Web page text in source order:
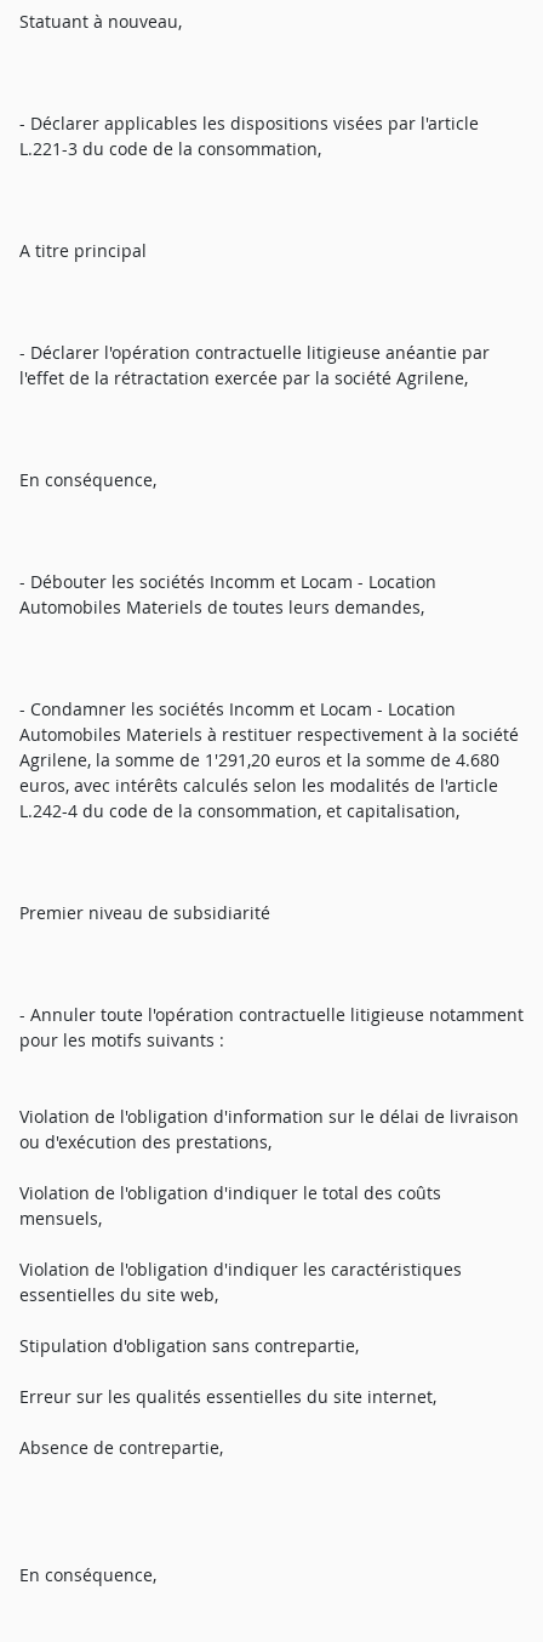
Statuant à nouveau,
- Déclarer applicables les dispositions visées par l'article
L.221-3 du code de la consommation,
A titre principal
- Déclarer l'opération contractuelle litigieuse anéantie par
l'effet de la rétractation exercée par la société Agrilene,
En conséquence,
- Débouter les sociétés Incomm et Locam - Location
Automobiles Materiels de toutes leurs demandes,
- Condamner les sociétés Incomm et Locam - Location
Automobiles Materiels à restituer respectivement à la société
Agrilene, la somme de 1'291,20 euros et la somme de 4.680
euros, avec intérêts calculés selon les modalités de l'article
L.242-4 du code de la consommation, et capitalisation,
Premier niveau de subsidiarité
- Annuler toute l'opération contractuelle litigieuse notamment
pour les motifs suivants :
Violation de l'obligation d'information sur le délai de livraison
ou d'exécution des prestations,
Violation de l'obligation d'indiquer le total des coûts
mensuels,
Violation de l'obligation d'indiquer les caractéristiques
essentielles du site web,
Stipulation d'obligation sans contrepartie,
Erreur sur les qualités essentielles du site internet,
Absence de contrepartie,
En conséquence,